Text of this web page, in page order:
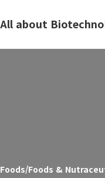
Foods/Foods &